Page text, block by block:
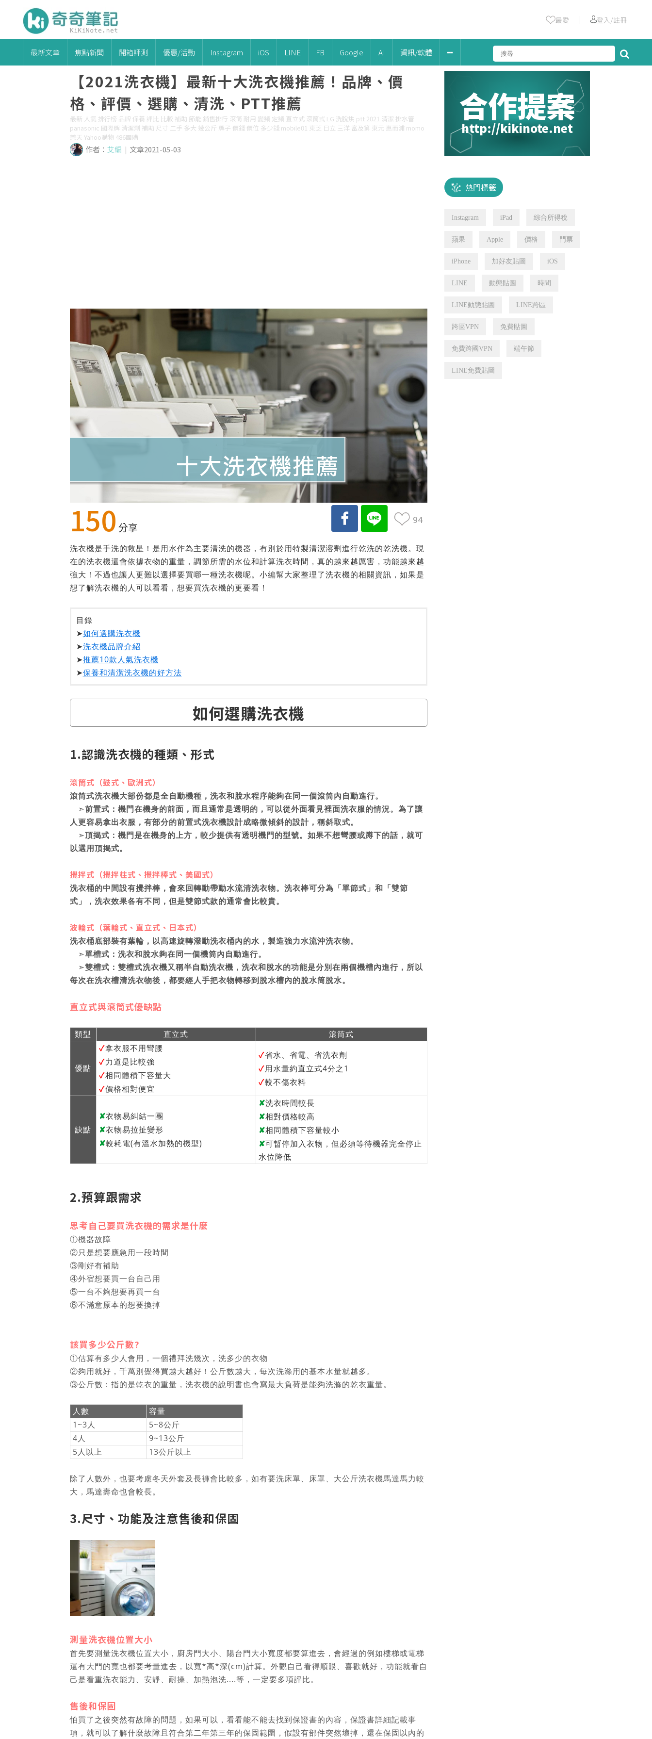
最愛 ｜ 登入/註冊
最新文章 焦點新聞 開箱評測 優惠/活動 Instagram iOS LINE FB Google AI 資訊/軟體
合作提案
http://kikinote.net
熱門標籤
Instagram iPad 綜合所得稅
蘋果 Apple 價格 門票
iPhone 加好友貼圖 iOS
LINE 動態貼圖 時間
LINE動態貼圖 LINE跨區
跨區VPN 免費貼圖
免費跨國VPN 端午節
LINE免費貼圖
【2021洗衣機】最新十大洗衣機推薦！品牌、價
格、評價、選購、清洗、PTT推薦
最新 人氣 排行榜 品牌 保養 評比 比較 補助 節能 銷售排行 滾筒 耐用 變頻 定頻 直立式 滾筒式 LG 洗脫烘 ptt 2021 清潔 排水管
panasonic 國際牌 清潔劑 補助 尺寸 二手 多大 幾公斤 牌子 價錢 價位 多少錢 mobile01 東芝 日立 三洋 富及第 東元 惠而浦 momo
樂天 Yahoo購物 486團購
作者： 艾編 | 文章2021-05-03
150 分享
94
洗衣機是手洗的救星！是用水作為主要清洗的機器，有別於用特製清潔溶劑進行乾洗的乾洗機。現
在的洗衣機還會依據衣物的重量，調節所需的水位和計算洗衣時間，真的越來越厲害，功能越來越
強大！不過也讓人更難以選擇要買哪一種洗衣機呢。小編幫大家整理了洗衣機的相關資訊，如果是
想了解洗衣機的人可以看看，想要買洗衣機的更要看！
目錄
➤如何選購洗衣機
➤洗衣機品牌介紹
➤推薦10款人氣洗衣機
➤保養和清潔洗衣機的好方法
如何選購洗衣機
1.認識洗衣機的種類、形式
滾筒式（鼓式、歐洲式）
滾筒式洗衣機大部份都是全自動機種，洗衣和脫水程序能夠在同一個滾筒內自動進行。
➣前置式：機門在機身的前面，而且通常是透明的，可以從外面看見裡面洗衣服的情況。為了讓
人更容易拿出衣服，有部分的前置式洗衣機設計成略微傾斜的設計，稱斜取式。
➣頂揭式：機門是在機身的上方，較少提供有透明機門的型號。如果不想彎腰或蹲下的話，就可
以選用頂揭式。
攪拌式（攪拌柱式、攪拌棒式、美國式）
洗衣桶的中間設有攪拌棒，會來回轉動帶動水流清洗衣物。洗衣棒可分為「單節式」和「雙節
式」，洗衣效果各有不同，但是雙節式款的通常會比較貴。
波輪式（葉輪式、直立式、日本式）
洗衣桶底部裝有葉輪，以高速旋轉潑動洗衣桶內的水，製造強力水流沖洗衣物。
➣單槽式：洗衣和脫水夠在同一個機筒內自動進行。
➣雙槽式：雙槽式洗衣機又稱半自動洗衣機，洗衣和脫水的功能是分別在兩個機槽內進行，所以
每次在洗衣槽清洗衣物後，都要經人手把衣物轉移到脫水槽內的脫水筒脫水。
直立式與滾筒式優缺點
類型 直立式 滾筒式
優點
✓拿衣服不用彎腰
✓力道是比較強
✓相同體積下容量大
✓價格相對便宜
✓省水、省電、省洗衣劑
✓用水量約直立式4分之1
✓較不傷衣料
缺點
✘衣物易糾結一團
✘衣物易拉扯變形
✘較耗電(有溫水加熱的機型)
✘洗衣時間較長
✘相對價格較高
✘相同體積下容量較小
✘可暫停加入衣物，但必須等待機器完全停止
水位降低
2.預算跟需求
思考自己要買洗衣機的需求是什麼
①機器故障
②只是想要應急用一段時間
③剛好有補助
④外宿想要買一台自己用
⑤一台不夠想要再買一台
⑥不滿意原本的想要換掉
該買多少公斤數?
①估算有多少人會用，一個禮拜洗幾次，洗多少的衣物
②夠用就好，千萬別覺得買越大越好！公斤數越大，每次洗滌用的基本水量就越多。
③公斤數：指的是乾衣的重量，洗衣機的說明書也會寫最大負荷是能夠洗滌的乾衣重量。
人數
容量
1~3人
5~8公斤
4人
9~13公斤
5人以上
13公斤以上
除了人數外，也要考慮冬天外套及長褲會比較多，如有要洗床單、床罩、大公斤洗衣機馬達馬力較
大，馬達壽命也會較長。
3.尺寸、功能及注意售後和保固
測量洗衣機位置大小
首先要測量洗衣機位置大小，廚房門大小、陽台門大小寬度都要算進去，會經過的例如樓梯或電梯
還有大門的寬也都要考量進去，以寬*高*深(cm)計算。外觀自己看得順眼、喜歡就好，功能就看自
己是看重洗衣能力、安靜、耐操、加熱泡洗....等，一定要多項評比。
售後和保固
怕買了之後突然有故障的問題，如果可以，看看能不能去找到保證書的內容，保證書詳細記載事
項，就可以了解什麼故障且符合第二年第三年的保固範圍，假設有部件突然壞掉，還在保固以內的